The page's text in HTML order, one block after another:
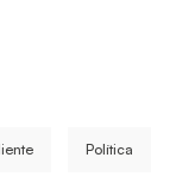
Política